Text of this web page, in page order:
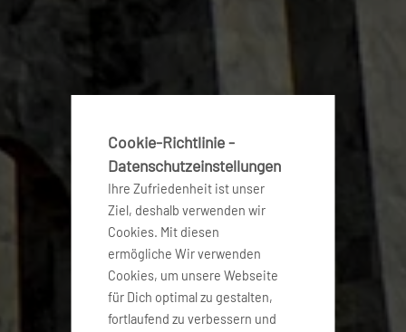
Cookie-Richtlinie -
Datenschutzeinstellungen
Ihre Zufriedenheit ist unser
Ziel, deshalb verwenden wir
Cookies. Mit diesen
ermögliche Wir verwenden
Cookies, um unsere Webseite
für Dich optimal zu gestalten,
fortlaufend zu verbessern und